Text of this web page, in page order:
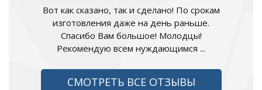
Вот как сказано, так и сделано! По срокам
изготовления даже на день раньше.
Спасибо Вам большое! Молодцы!
Рекомендую всем нуждающимся ...
СМОТРЕТЬ ВСЕ ОТЗЫВЫ